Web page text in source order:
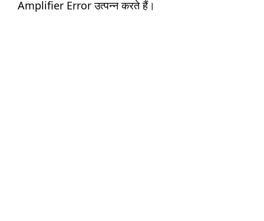
Amplifier Error उत्पन्न करते हैं।